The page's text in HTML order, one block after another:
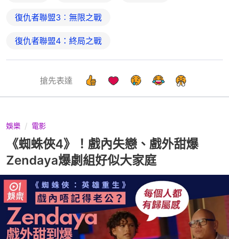
復仇者聯盟3︰無限之戰
復仇者聯盟4：終局之戰
搶先表達
娛樂 電影
《蜘蛛俠4》！戲內失戀、戲外甜爆
Zendaya爆劇組好似大家庭